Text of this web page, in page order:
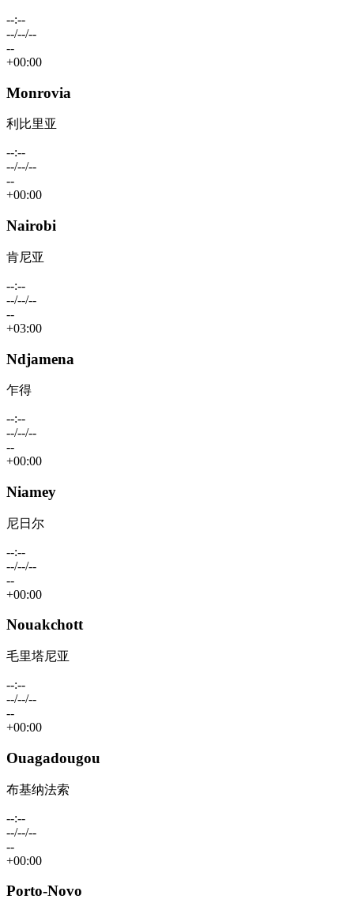
--:--
--/--/--
--
+00:00
Monrovia
利比里亚
--:--
--/--/--
--
+00:00
Nairobi
肯尼亚
--:--
--/--/--
--
+03:00
Ndjamena
乍得
--:--
--/--/--
--
+00:00
Niamey
尼日尔
--:--
--/--/--
--
+00:00
Nouakchott
毛里塔尼亚
--:--
--/--/--
--
+00:00
Ouagadougou
布基纳法索
--:--
--/--/--
--
+00:00
Porto-Novo